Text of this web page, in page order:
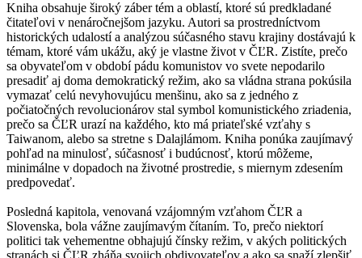
Kniha obsahuje široký záber tém a oblastí, ktoré sú predkladané
čitateľovi v nenáročnejšom jazyku. Autori sa prostredníctvom
historických udalostí a analýzou súčasného stavu krajiny dostávajú k
témam, ktoré vám ukážu, aký je vlastne život v ČĽR. Zistíte, prečo
sa obyvateľom v období pádu komunistov vo svete nepodarilo
presadiť aj doma demokratický režim, ako sa vládna strana pokúsila
vymazať celú nevyhovujúcu menšinu, ako sa z jedného z
počiatočných revolucionárov stal symbol komunistického zriadenia,
prečo sa ČĽR urazí na každého, kto má priateľské vzťahy s
Taiwanom, alebo sa stretne s Dalajlámom. Kniha ponúka zaujímavý
pohľad na minulosť, súčasnosť i budúcnosť, ktorú môžeme,
minimálne v dopadoch na životné prostredie, s miernym zdesením
predpovedať.
Posledná kapitola, venovaná vzájomným vzťahom ČĽR a
Slovenska, bola vážne zaujímavým čítaním. To, prečo niektorí
politici tak vehementne obhajujú čínsky režim, v akých politických
stranách si ČĽR zháňa svojich obdivovateľov a ako sa snaží zlepšiť